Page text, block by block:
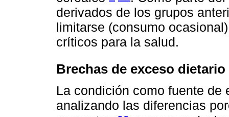
derivados de los grupos
limitarse (consumo
críticos para la salud.
Brechas de exceso
La condición como fuente
analizando las diferencias